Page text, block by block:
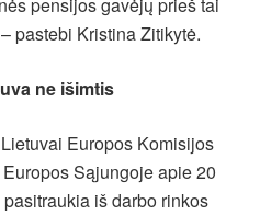
pastebi Kristina Zitikytė.
ne išimtis
Europos Komisijos
Sąjungoje apie 20
iš darbo rinkos